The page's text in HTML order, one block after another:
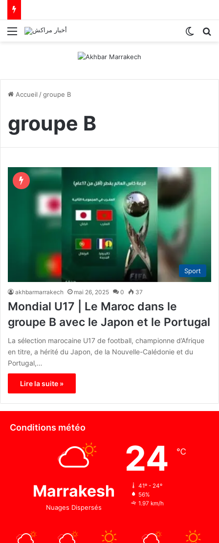
Menu
Accueil /groupe B
groupe B
Sport
akhbarmarrakech mai 26, 2025 0 37
Mondial U17 | Le Maroc dans le
groupe B avec le Japon et le Portugal
La sélection marocaine U17 de football, championne d’Afrique
en titre, a hérité du Japon, de la Nouvelle-Calédonie et du
Portugal,…
Lire la suite »
Conditions météo
Marrakesh
Nuages Dispersés
24 ℃
41º - 24º
56%
1.97 km/h